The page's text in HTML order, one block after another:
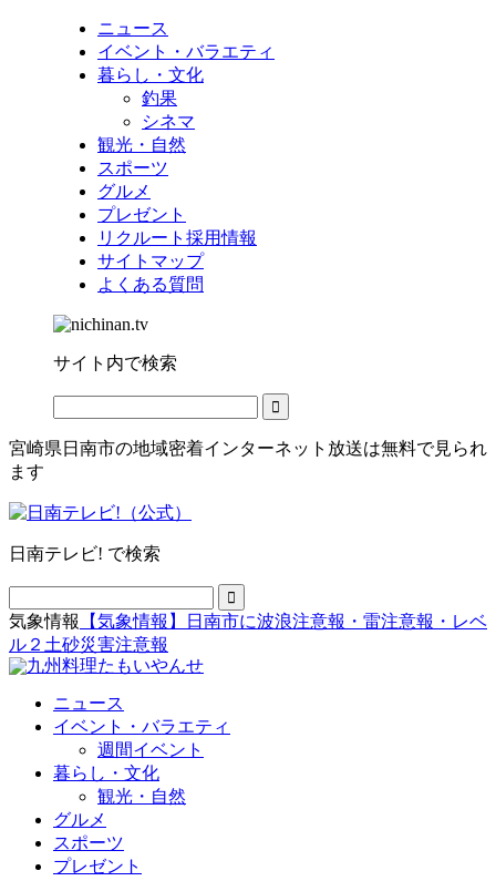
ニュース
イベント・バラエティ
暮らし・文化
釣果
シネマ
観光・自然
スポーツ
グルメ
プレゼント
リクルート採用情報
サイトマップ
よくある質問
サイト内で検索
宮崎県日南市の地域密着インターネット放送は無料で見られ
ます
日南テレビ! で検索
気象情報
【気象情報】日南市に波浪注意報・雷注意報・レベ
ル２土砂災害注意報
ニュース
イベント・バラエティ
週間イベント
暮らし・文化
観光・自然
グルメ
スポーツ
プレゼント